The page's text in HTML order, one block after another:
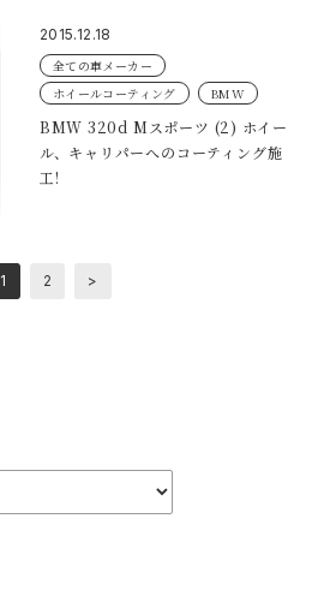
2015.12.18
全ての車メーカー
ホイールコーティング
BMW
BMW 320d Mスポーツ (2) ホイー
ル、キャリパーへのコーティング施
工!
1 2 >